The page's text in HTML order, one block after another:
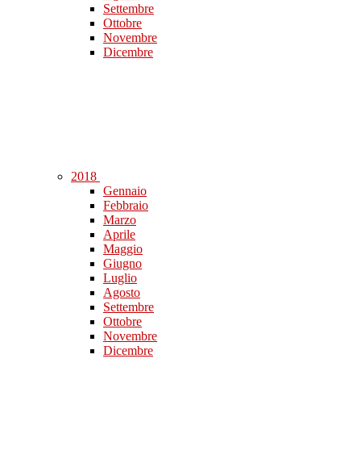
Settembre
Ottobre
Novembre
Dicembre
2018
Gennaio
Febbraio
Marzo
Aprile
Maggio
Giugno
Luglio
Agosto
Settembre
Ottobre
Novembre
Dicembre